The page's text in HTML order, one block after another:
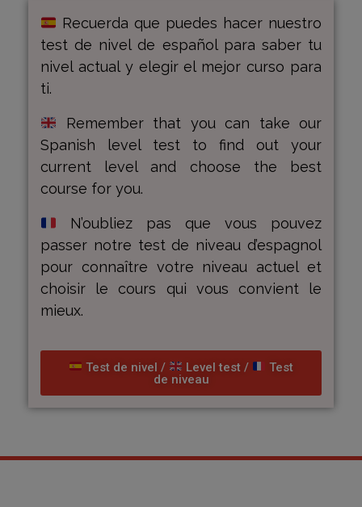
Recuerda que puedes hacer nuestro
test de nivel de español para saber tu
nivel actual y elegir el mejor curso para
ti.
Remember that you can take our
Spanish level test to find out your
current level and choose the best
course for you.
N’oubliez pas que vous pouvez
passer notre test de niveau d’espagnol
pour connaître votre niveau actuel et
choisir le cours qui vous convient le
mieux.
Test de nivel / Level test /
Test
de niveau